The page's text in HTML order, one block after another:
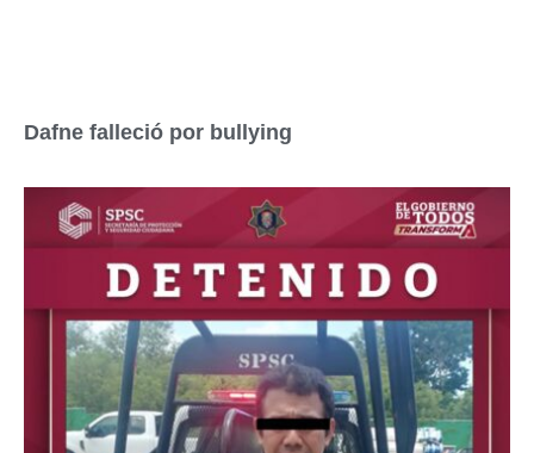
Dafne falleció por bullying